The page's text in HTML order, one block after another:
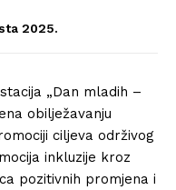
2025.
„Dan mladih –
obilježavanju
ciljeva održivog
inkluzije kroz
pozitivnih promjena i